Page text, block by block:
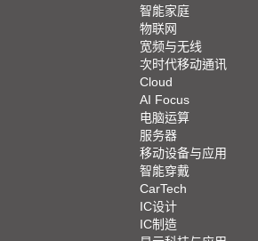
智能家庭
物联网
宽频与无线
次时代移动通讯
Cloud
AI Focus
电脑运算
服务器
移动设备与应用
智能穿戴
CarTech
IC设计
IC制造